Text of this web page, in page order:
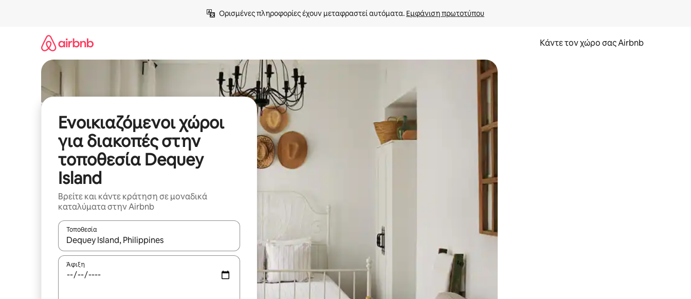
Ορισμένες πληροφορίες έχουν μεταφραστεί αυτόματα. Εμφάνιση πρωτοτύπου
Κάντε τον χώρο σας Airbnb
Ενοικιαζόμενοι χώροι
για διακοπές στην
τοποθεσία Dequey
Island
Βρείτε και κάντε κράτηση σε μοναδικά
καταλύματα στην Airbnb
Τοποθεσία
Όταν τα αποτελέσματα είναι διαθέσιμα, μπορείτε να πλοηγηθείτε στη σελίδα με τα κουμπιά πάνω και κάτω βέλους, να την εξερευνήσετε με την αφή ή να τη σύρετε με τα δάχτυλα.
Άφιξη